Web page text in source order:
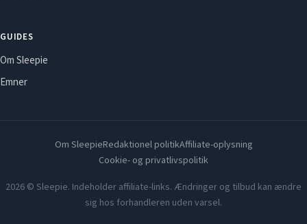
GUIDES
Om Sleepie
Emner
Om SleepieRedaktionel politikAffiliate-oplysning
Cookie- og privatlivspolitik
2026 © Sleepie. Indeholder affiliate-links. Ændringer og tilbud kan ændre
sig hos forhandleren uden varsel.